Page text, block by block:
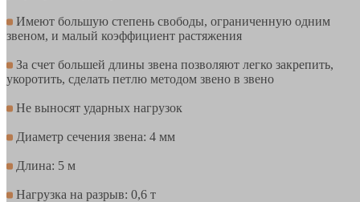
Имеют большую степень свободы, ограниченную одним
звеном, и малый коэффициент растяжения
За счет большей длины звена позволяют легко закрепить,
укоротить, сделать петлю методом звено в звено
Не выносят ударных нагрузок
Диаметр сечения звена: 4 мм
Длина: 5 м
Нагрузка на разрыв: 0,6 т